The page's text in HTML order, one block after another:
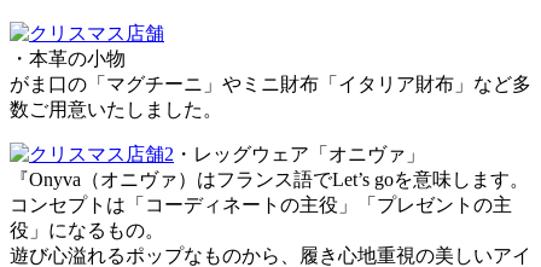
・本革の小物
がま口の「マグチーニ」やミニ財布「イタリア財布」など多
数ご用意いたしました。
・レッグウェア「オニヴァ」
『Onyva（オニヴァ）はフランス語でLet’s goを意味します。
コンセプトは「コーディネートの主役」「プレゼントの主
役」になるもの。
遊び心溢れるポップなものから、履き心地重視の美しいアイ